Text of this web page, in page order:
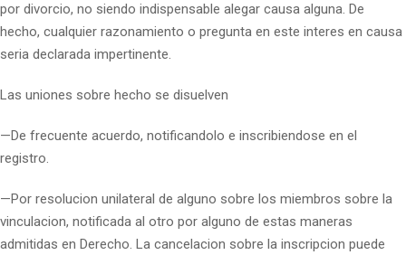
por divorcio, no siendo indispensable alegar causa alguna. De
hecho, cualquier razonamiento o pregunta en este interes en causa
seri­a declarada impertinente.
Las uniones sobre hecho se disuelven
—De frecuente acuerdo, notificandolo e inscribiendose en el
registro.
—Por resolucion unilateral de alguno sobre los miembros sobre la
vinculacion, notificada al otro por alguno de estas maneras
admitidas en Derecho. La cancelacion sobre la inscripcion puede